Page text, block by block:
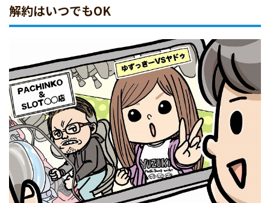
解約はいつでもOK